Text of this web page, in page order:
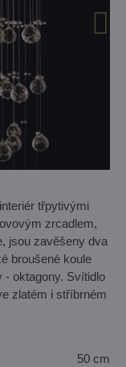
třpytivými
zrcadlem,
jsou zavěšeny dva
broušené koule
- oktagony. Svítidlo
zlatém i stříbrném
50 cm